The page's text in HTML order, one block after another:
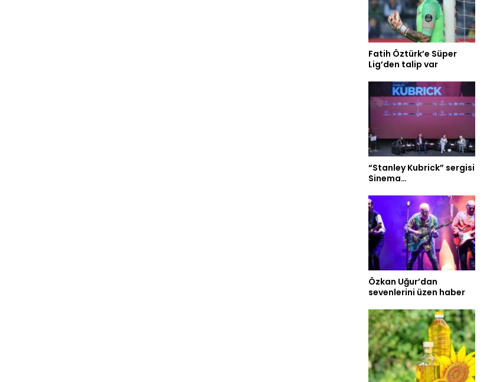
Fatih Öztürk’e Süper
Lig’den talip var
“Stanley Kubrick” sergisi
Sinema…
Özkan Uğur’dan
sevenlerini üzen haber